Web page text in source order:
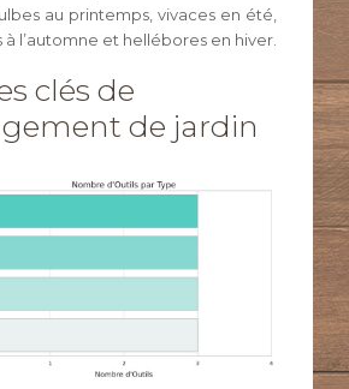
au printemps, vivaces en été,
l’automne et hellébores en hiver.
clés de
de jardin